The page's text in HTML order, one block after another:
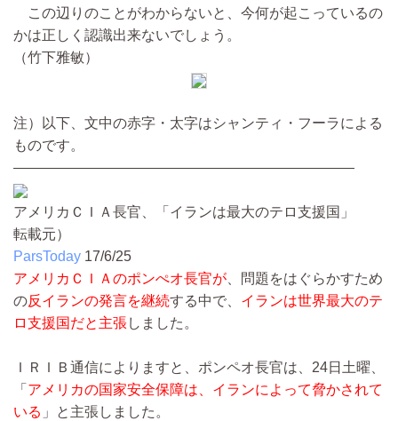
この辺りのことがわからないと、今何が起こっているの
かは正しく認識出来ないでしょう。
（竹下雅敏）
注）以下、文中の赤字・太字はシャンティ・フーラによる
ものです。
————————————————————————
アメリカＣＩＡ長官、「イランは最大のテロ支援国」
転載元）
ParsToday 17/6/25
アメリカＣＩＡのポンぺオ長官が 、問題をはぐらかすため
の反イランの発言を継続する中で、 イランは世界最大のテ
ロ支援国だと主張しました。
ＩＲＩＢ通信によりますと、ポンペオ長官は、24日土曜、
「 アメリカの国家安全保障は、イランによって脅かされて
いる 」と主張しました。